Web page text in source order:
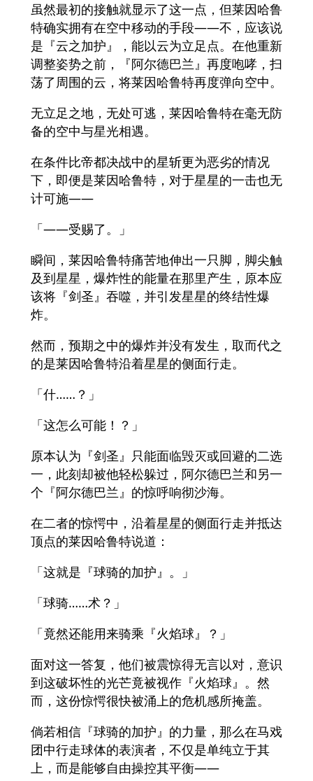
虽然最初的接触就显示了这一点，但莱因哈鲁
特确实拥有在空中移动的手段——不，应该说
是『云之加护』，能以云为立足点。在他重新
调整姿势之前，『阿尔德巴兰』再度咆哮，扫
荡了周围的云，将莱因哈鲁特再度弹向空中。
无立足之地，无处可逃，莱因哈鲁特在毫无防
备的空中与星光相遇。
在条件比帝都决战中的星斩更为恶劣的情况
下，即便是莱因哈鲁特，对于星星的一击也无
计可施——
「——受赐了。」
瞬间，莱因哈鲁特痛苦地伸出一只脚，脚尖触
及到星星，爆炸性的能量在那里产生，原本应
该将『剑圣』吞噬，并引发星星的终结性爆
炸。
然而，预期之中的爆炸并没有发生，取而代之
的是莱因哈鲁特沿着星星的侧面行走。
「什……？」
「这怎么可能！？」
原本认为『剑圣』只能面临毁灭或回避的二选
一，此刻却被他轻松躲过，阿尔德巴兰和另一
个『阿尔德巴兰』的惊呼响彻沙海。
在二者的惊愕中，沿着星星的侧面行走并抵达
顶点的莱因哈鲁特说道：
「这就是『球骑的加护』。」
「球骑……术？」
「竟然还能用来骑乘『火焰球』？」
面对这一答复，他们被震惊得无言以对，意识
到这破坏性的光芒竟被视作『火焰球』。然
而，这份惊愕很快被涌上的危机感所掩盖。
倘若相信『球骑的加护』的力量，那么在马戏
团中行走球体的表演者，不仅是单纯立于其
上，而是能够自由操控其平衡——